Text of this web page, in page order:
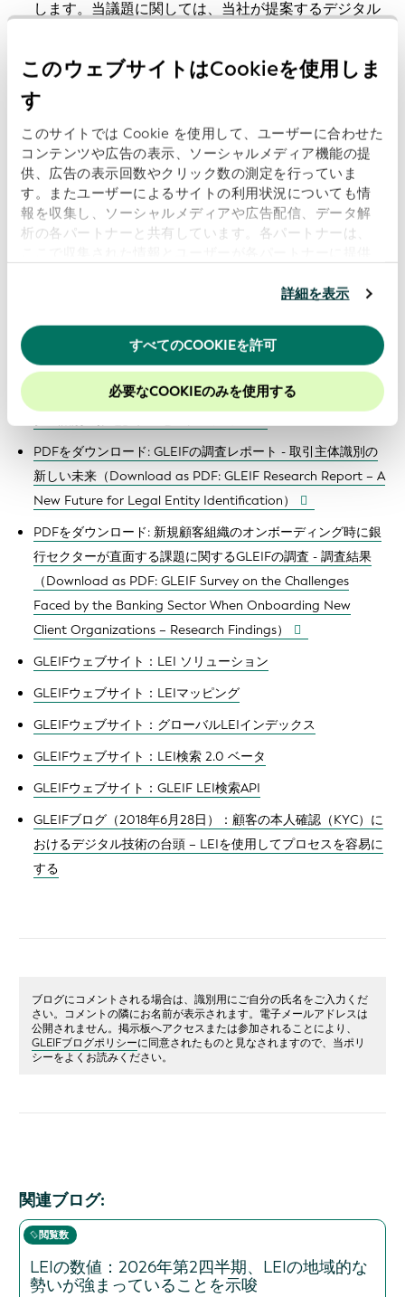
このウェブサイトはCookieを使用しま
す
このサイトでは Cookie を使用して、ユーザーに合わせた
コンテンツや広告の表示、ソーシャルメディア機能の提
供、広告の表示回数やクリック数の測定を行っていま
す。またユーザーによるサイトの利用状況についても情
報を収集し、ソーシャルメディアや広告配信、データ解
析の各パートナーと共有しています。各パートナーは、
用したときに収集した他の情報を組み合わせて使用する
ッキーに同意したことになります。
当社のウェブサイトでのエクスペリエンスを向上させる
ために、Cookieを有効にしておくことをお勧めします。
詳細を表示
すべてのCOOKIEを許可
必要なCOOKIEのみを使用する
します。当議題に関しては、当社が提案するデジタル
次のページ
関連リンク:
PDFをダウンロード: GLEIFウェブキャスト「LEIを用いたデジ
PDFをダウンロード: GLEIFの調査レポート - 取引主体識別の
新しい未来（Download as PDF: GLEIF Research Report – A
New Future for Legal Entity Identification）
PDFをダウンロード: 新規顧客組織のオンボーディング時に銀
行セクターが直面する課題に関するGLEIFの調査 - 調査結果
（Download as PDF: GLEIF Survey on the Challenges
Faced by the Banking Sector When Onboarding New
Client Organizations – Research Findings）
GLEIFウェブサイト：LEI ソリューション
GLEIFウェブサイト：LEIマッピング
GLEIFウェブサイト：グローバルLEIインデックス
GLEIFウェブサイト：LEI検索 2.0 ベータ
GLEIFウェブサイト：GLEIF LEI検索API
GLEIFブログ（2018年6月28日）：顧客の本人確認（KYC）に
おけるデジタル技術の台頭 – LEIを使用してプロセスを容易に
する
ブログにコメントされる場合は、識別用にご自分の氏名をご入力くだ
さい。コメントの隣にお名前が表示されます。電子メールアドレスは
公開されません。掲示板へアクセスまたは参加されることにより、
GLEIFブログポリシーに同意されたものと見なされますので、当ポリ
シーをよくお読みください。
関連ブログ:
閲覧数
LEIの数値：2026年第2四半期、LEIの地域的な
勢いが強まっていることを示唆